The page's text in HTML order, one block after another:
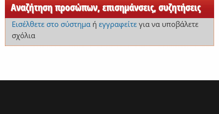
Αναζήτηση προσώπων, επισημάνσεις, συζητήσεις
Εισέλθετε στο σύστημαή εγγραφείτεγια να υποβάλετε
σχόλια